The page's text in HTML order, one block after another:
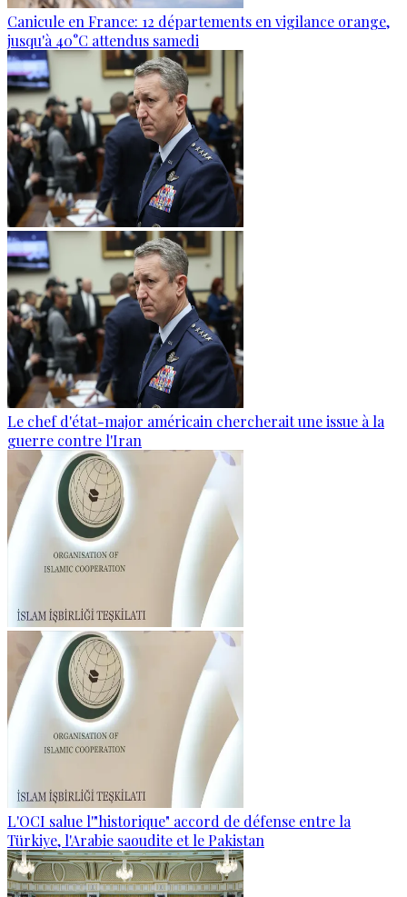
Canicule en France: 12 départements en vigilance orange,
jusqu'à 40°C attendus samedi
Le chef d'état-major américain chercherait une issue à la
guerre contre l'Iran
L'OCI salue l'"historique" accord de défense entre la
Türkiye, l'Arabie saoudite et le Pakistan